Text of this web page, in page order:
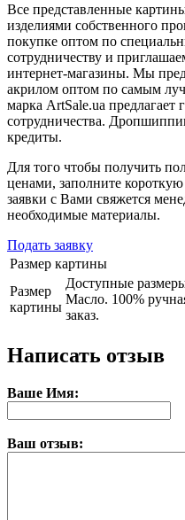
Все представленные
изделиями собственного
покупке оптом по
сотрудничеству и
интернет-магазины. Мы
акрилом оптом по самым
марка ArtSale.ua предлагает
сотрудничества.
кредиты.
Для того чтобы получить
ценами, заполните
заявки с Вами свяжется
необходимые материалы.
Подать заявку
Размер картины
Размер
картины
Доступные
Масло. 100%
заказ.
Написать отзыв
Ваше Имя:
Ваш отзыв: